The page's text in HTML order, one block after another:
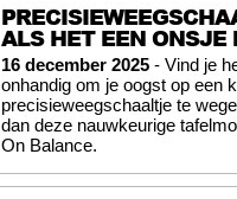
ALS HET EEN ONSJE
16 december 2025 - Vind je
onhandig om je oogst op een
precisieweegschaaltje te
dan deze nauwkeurige
On Balance.